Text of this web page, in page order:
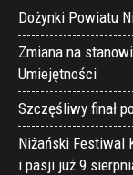
Dożynki Powiatu
Zmiana na
Umiejętności
Szczęśliwy finał
Niżański Festiwal
i pasji już 9